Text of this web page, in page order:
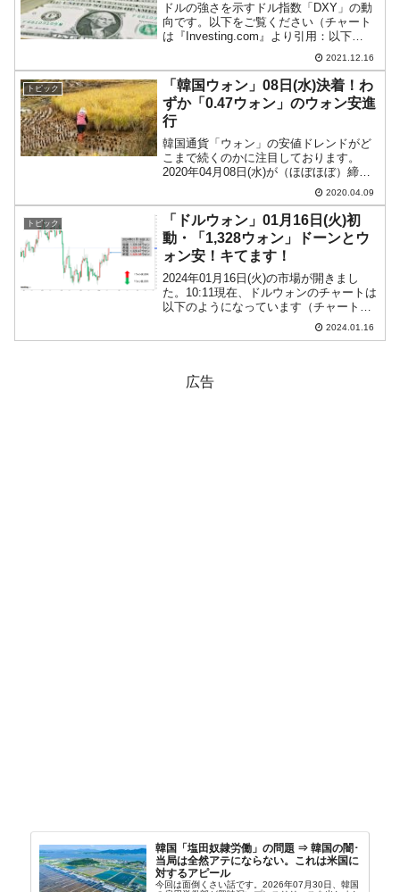
ドルの強さを示すドル指数「DXY」の動
向です。以下をご覧ください（チャート
は『Investing.com』より引用：以下
同）。底固めからようやく再上昇かとい
うローソク足になりました。直近高値は
ローソク足の実体線で「96.88」。とりあ
えずこ...
2021.12.16
トピック
「韓国ウォン」08日(水)決着！わ
ずか「0.47ウォン」のウォン安進
行
韓国通貨「ウォン」の安値ドレンドがど
こまで続くのかに注目しております。
2020年04月08日(水)が（ほぼほぼ）締ま
りました。08：04現在（日本時間）、ド
ルウォンチャートは以下のようになって
います（チャートは『Investing.com』...
2020.04.09
トピック
「ドルウォン」01月16日(火)初
動・「1,328ウォン」ドーンとウ
ォン安！キてます！
2024年01月16日(火)の市場が開きまし
た。10:11現在、ドルウォンのチャートは
以下のようになっています（チャートは
『Investing.com』より引用）。前日は結
局長い陽線となり、本日はそれを受けて
2024.01.16
広告
韓国「塩田奴隷労働」の問題 ⇒ 韓国の闇･
当局は全然アテにならない。これは米国に
対するアピール
今回は面倒くさい話です。2026年07月30日、韓国